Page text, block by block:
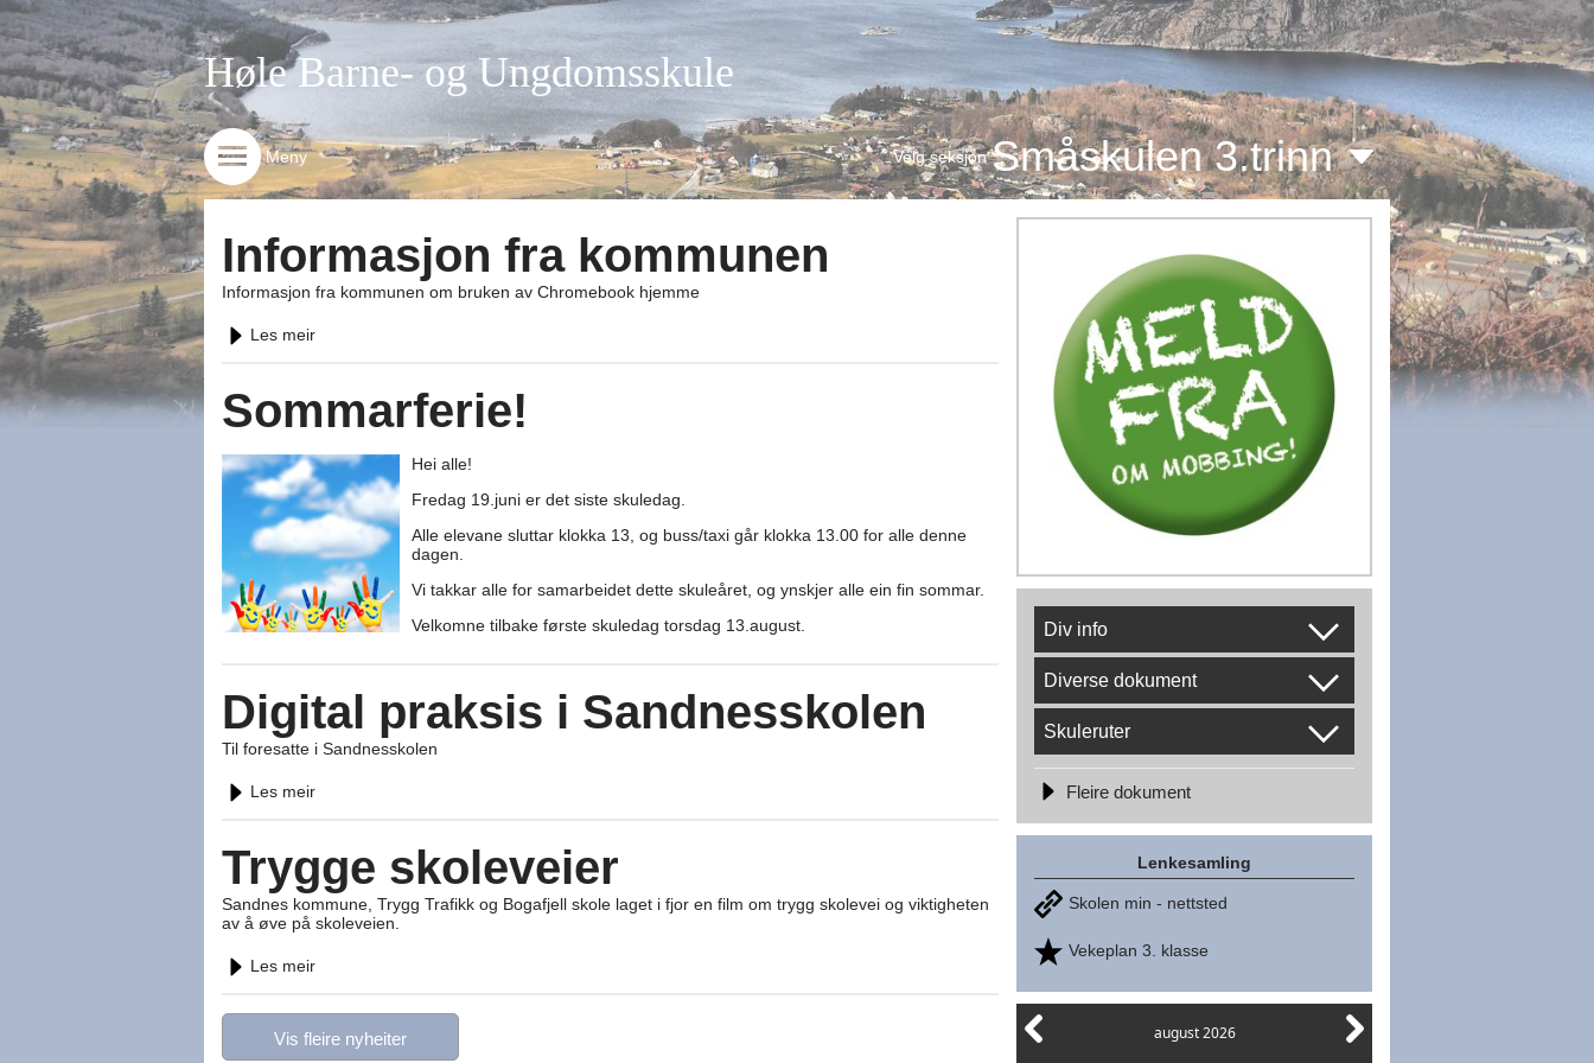
Høle Barne- og Ungdomsskule
Meny Velg seksjon Småskulen 3.trinn
Div info
Diverse dokument
Skuleruter
Fleire dokument
Lenkesamling
Skolen min - nettsted
Vekeplan 3. klasse
august 2026
Informasjon fra kommunen
Informasjon fra kommunen om bruken av Chromebook hjemme
Les meir
Sommarferie!
Hei alle!
Fredag 19.juni er det siste skuledag.
Alle elevane sluttar klokka 13, og buss/taxi går klokka 13.00 for alle denne
dagen.
Vi takkar alle for samarbeidet dette skuleåret, og ynskjer alle ein fin sommar.
Velkomne tilbake første skuledag torsdag 13.august.
Digital praksis i Sandnesskolen
Til foresatte i Sandnesskolen
Les meir
Trygge skoleveier
Sandnes kommune, Trygg Trafikk og Bogafjell skole laget i fjor en film om trygg skolevei og viktigheten
av å øve på skoleveien.
Les meir